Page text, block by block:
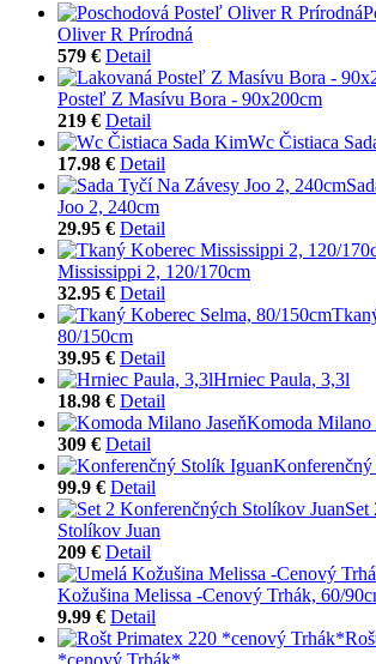
Oliver R Prírodná
579 € Detail
Posteľ Z Masívu Bora - 90x200cm
219 € Detail
Wc Čistiaca
17.98 € Detail
Joo 2, 240cm
29.95 € Detail
Mississippi 2, 120/170cm
32.95 € Detail
80/150cm
39.95 € Detail
Hrniec Paula, 3,3l
18.98 € Detail
Komoda Milano
309 € Detail
99.9 € Detail
Set
Stolíkov Juan
209 € Detail
Kožušina Melissa -Cenový Trhák, 60/
9.99 € Detail
*cenový Trhák*